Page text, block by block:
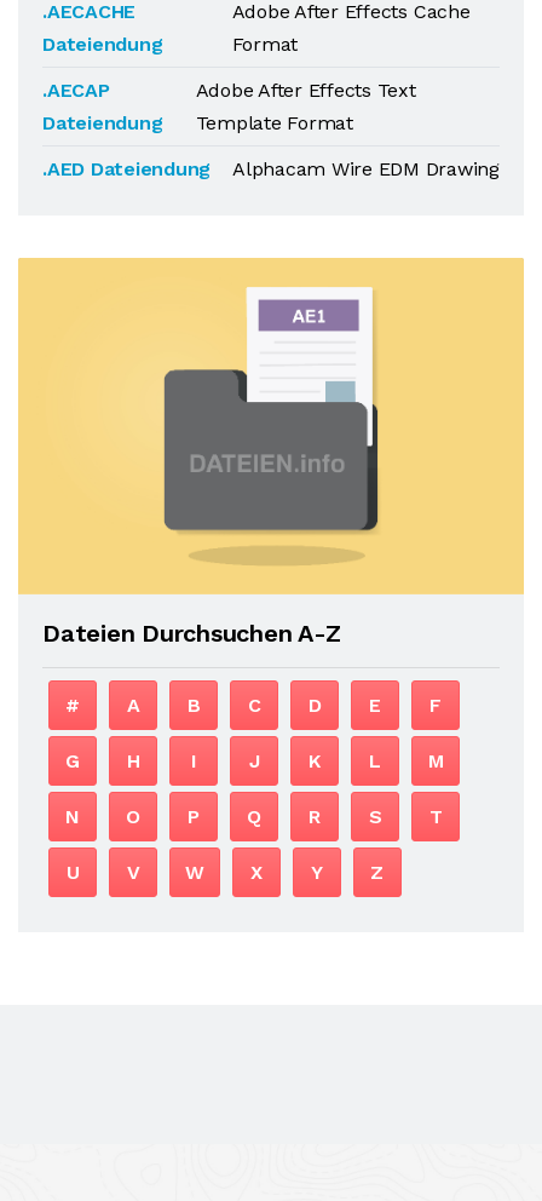
.AECACHE
Dateiendung
Adobe After Effects Cache
Format
.AECAP
Dateiendung
Adobe After Effects Text
Template Format
.AED Dateiendung
Alphacam Wire EDM Drawing
Dateien Durchsuchen A-Z
# A B C D E F
G H I J K L M
N O P Q R S T
U V W X Y Z